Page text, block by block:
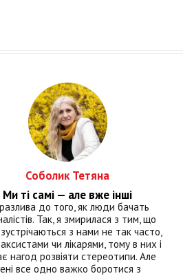
Соболик Тетяна
Ми ті самі — але вже інші
до того, як люди бачать
Так, я змирилася з тим, що
з нами не так часто,
чи лікарями, тому в них і
нагод розвіяти стереотипи. Але
все одно важко боротися з